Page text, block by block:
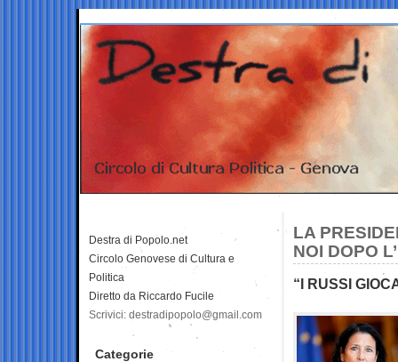
LA
NOI DOPO
“I RUSSI
Destra di Popolo.net
Circolo Genovese di Cultura e
Politica
Diretto da Riccardo Fucile
Scrivici: destradipopolo@gmail.com
Categorie